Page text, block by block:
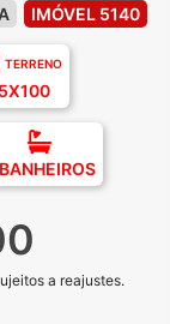
IMÓVEL 5140
TERRENO
a reajustes.